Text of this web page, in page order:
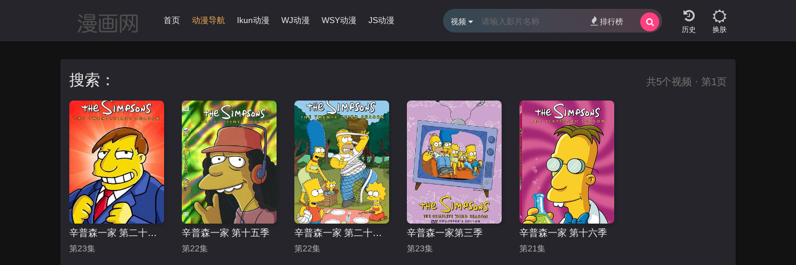
首页 动漫导航 Ikun动漫 WJ动漫 WSY动漫 JS动漫 排行榜
换肤
视频 排行榜
搜索： 共5个视频 · 第1页
辛普森一家 第二十一季
第23集
辛普森一家 第十五季
第22集
辛普森一家 第二十三季
第22集
辛普森一家第三季
第23集
辛普森一家 第十六季
第21集